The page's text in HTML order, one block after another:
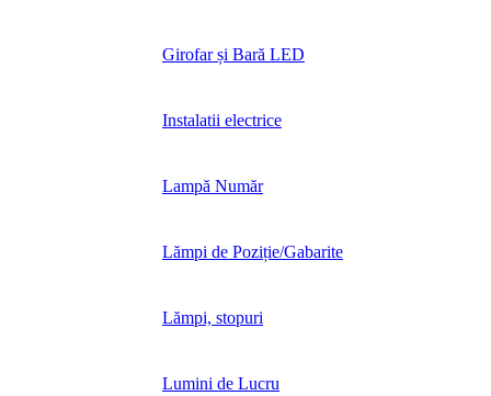
Girofar și Bară LED
Instalatii electrice
Lampă Număr
Lămpi de Poziție/Gabarite
Lămpi, stopuri
Lumini de Lucru